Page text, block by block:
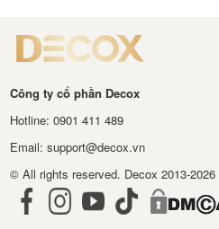
Công ty cổ phần Decox
Hotline: 0901 411 489
Email: support@decox.vn
© All rights reserved. Decox 2013-2026